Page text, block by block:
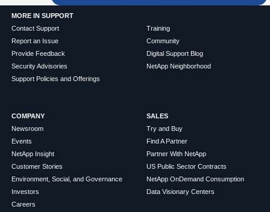
MORE IN SUPPORT
Contact Support
Report an Issue
Provide Feedback
Security Advisories
Support Policies and Offerings
Training
Community
Digital Support Blog
NetApp Neighborhood
COMPANY
Newsroom
Events
NetApp Insight
Customer Stories
Environment, Social, and Governance
Investors
Careers
SALES
Try and Buy
Find A Partner
Partner With NetApp
US Public Sector Contracts
NetApp OnDemand Consumption
Data Visionary Centers